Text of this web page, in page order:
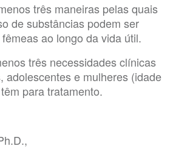
três maneiras pelas quais
de substâncias podem ser
ao longo da vida útil.
três necessidades clínicas
adolescentes e mulheres (idade
para tratamento.